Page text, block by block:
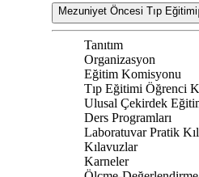
Mezuniyet Öncesi Tıp Eğitimi
Tanıtım
Organizasyon
Eğitim Komisyonu
Tıp Eğitimi Öğrenci
Ulusal Çekirdek
Ders Programları
Laboratuvar Pratik
Kılavuzlar
Karneler